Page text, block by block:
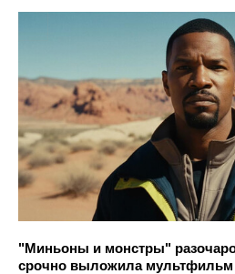
"Миньоны и монстры"
срочно выложила